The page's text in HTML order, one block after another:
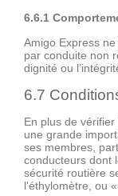
6.6.1
Amigo Express
par conduite non
dignité ou
6.7
En plus de
une grande
ses membres,
conducteurs dont
sécurité routière
l'éthylomètre, ou